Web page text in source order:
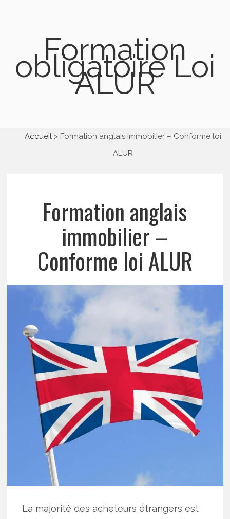
Formation
obligatoire Loi
ALUR
Accueil
Formation anglais immobilier – Conforme loi
ALUR
Formation anglais
immobilier –
Conforme loi ALUR
La majorité des acheteurs étrangers est